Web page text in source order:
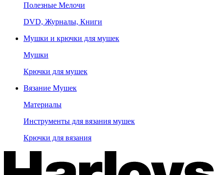
Полезные Мелочи
DVD, Журналы, Книги
Мушки и крючки для мушек
Мушки
Крючки для мушек
Вязание Мушек
Материалы
Инструменты для вязания мушек
Крючки для вязания